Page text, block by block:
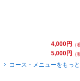
4,000円
（
5,000円
（
コース・メニューをもっ